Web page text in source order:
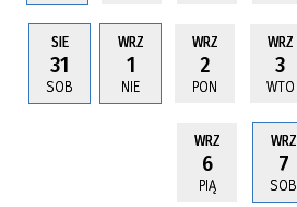
SIE
31
SOB
WRZ
1
NIE
WRZ
2
PON
WRZ
3
WTO
WRZ
6
PIĄ
WRZ
7
SOB